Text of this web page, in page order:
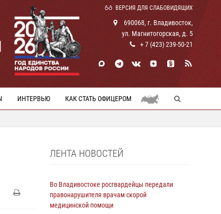
ВЕРСИЯ ДЛЯ СЛАБОВИДЯЩИХ
690068, г. Владивосток,
ул. Магнитогорская, д. 5
+ 7 (423) 239-50-21
ИНТЕРВЬЮ КАК СТАТЬ ОФИЦЕРОМ
ЛЕНТА НОВОСТЕЙ
Во Владивостоке росгвардейцы передали
правонарушителя врачам скорой
медицинской помощи